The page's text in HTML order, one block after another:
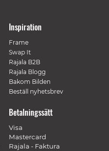
Inspiration
Frame
Swap It
Rajala B2B
Rajala Blogg
Bakom Bilden
Beställ nyhetsbrev
Betalningssätt
Visa
Mastercard
Rajala - Faktura